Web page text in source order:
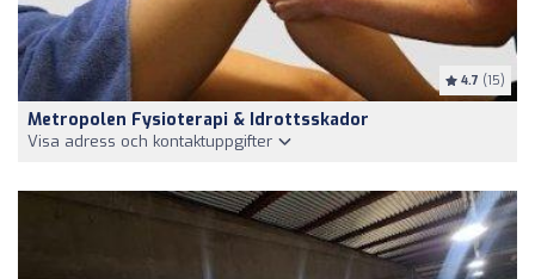
4.7 (15)
Metropolen Fysioterapi & Idrottsskador
Visa adress och kontaktuppgifter